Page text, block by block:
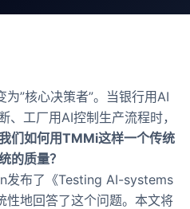
为”核心决策者”。当银行用AI
、工厂用AI控制生产流程时，
们如何用TMMi这样一个传统
的质量？
布了《Testing AI-systems
地回答了这个问题。本文将